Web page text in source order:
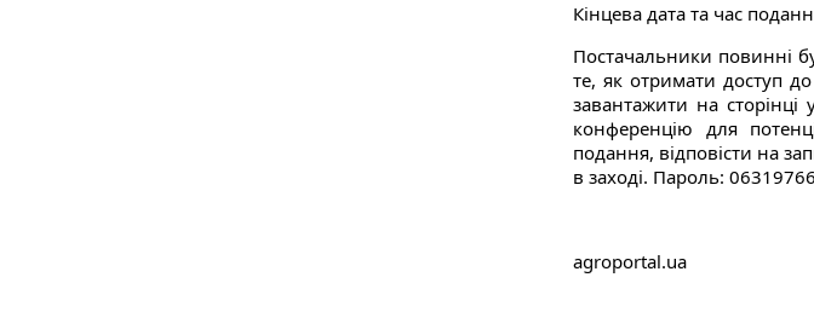
Кінцева дата та час
Постачальники повинні
те, як отримати доступ
завантажити на
конференцію для
подання, відповісти на
в заході. Пароль:
agroportal.ua